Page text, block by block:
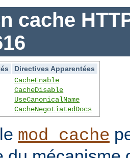
cache
Directives Apparentées
CacheEnable
CacheDisable
UseCanonicalName
CacheNegotiatedDocs
mod_cache